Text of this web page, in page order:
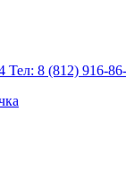
Тел: 8 (812) 916-